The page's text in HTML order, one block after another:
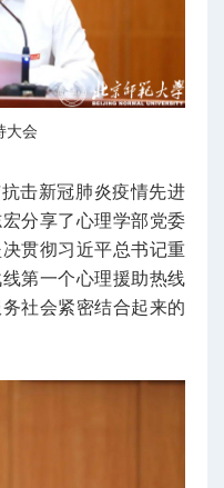
大会
击新冠肺炎疫情先进
分享了心理学部党委
贯彻习近平总书记重
第一个心理援助热线
社会紧密结合起来的